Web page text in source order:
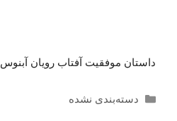
داستان موفقیت آفتاب رویان آبنوس
دسته‌ها
دسته‌بندی نشده